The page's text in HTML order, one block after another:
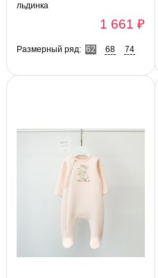
льдинка
1 661 ₽
Размерный ряд: 62 68 74